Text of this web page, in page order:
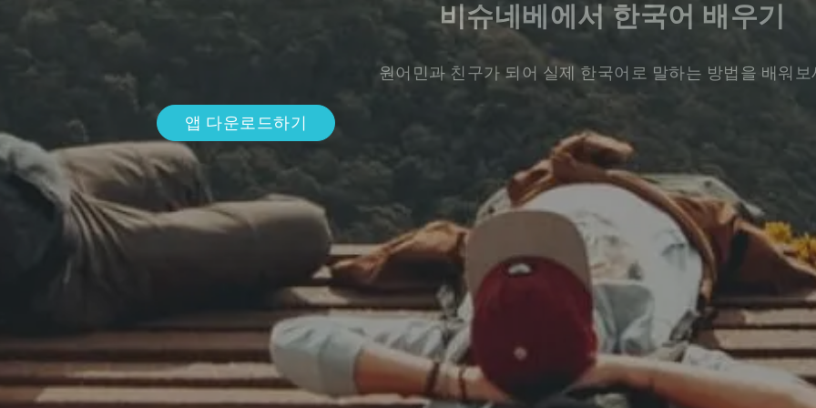
비슈네베에서 한국어 배우기
원어민과 친구가 되어 실제 한국어로 말하는 방법을 배워보
앱 다운로드하기